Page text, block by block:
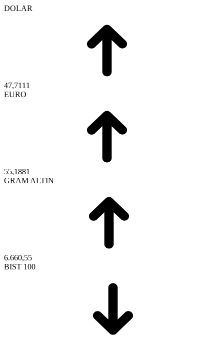
DOLAR
47,7111
EURO
55,1881
GRAM ALTIN
6.660,55
BIST 100